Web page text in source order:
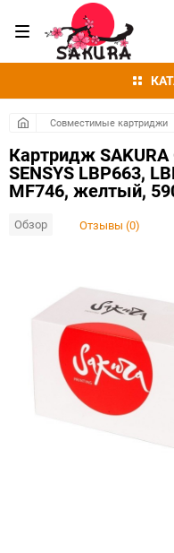
Совместимые картриджи
Картридж SAKURA
SENSYS LBP663,
MF746, желтый,
Обзор Отзывы (0)